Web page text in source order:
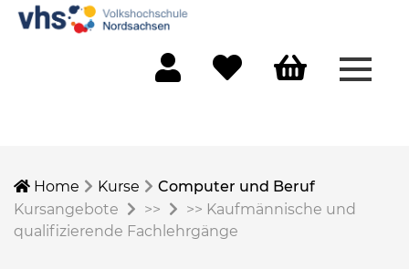
Home Kurse
Computer und Beruf
Kursangebote
>> >> Kaufmännische und
qualifizierende Fachlehrgänge